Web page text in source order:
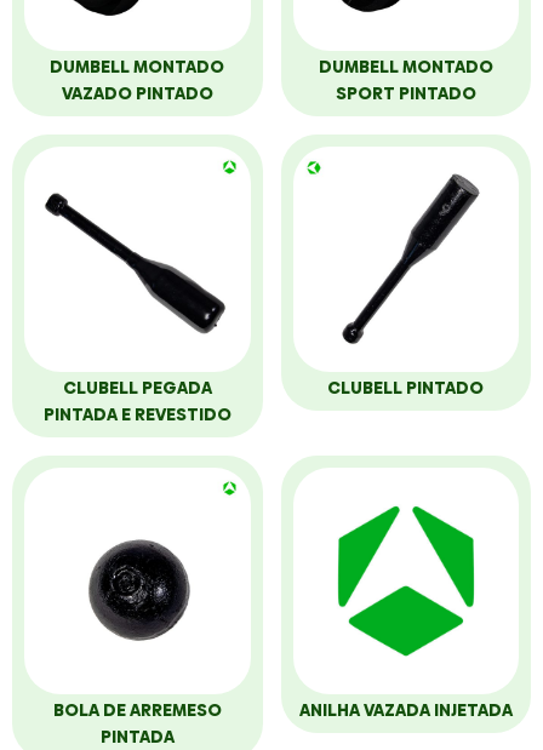
DUMBELL MONTADO
VAZADO PINTADO
DUMBELL MONTADO
SPORT PINTADO
CLUBELL PEGADA
PINTADA E REVESTIDO
CLUBELL PINTADO
BOLA DE ARREMESO
PINTADA
ANILHA VAZADA INJETADA